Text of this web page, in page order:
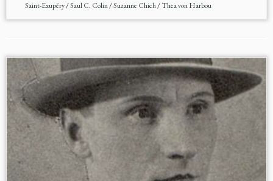
Saint-Exupéry/Saul C. Colin/Suzanne Chich/Thea von Harbou